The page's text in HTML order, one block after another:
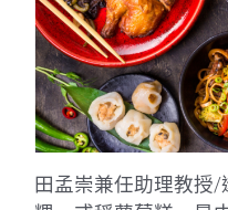
田孟崇兼任助理教授